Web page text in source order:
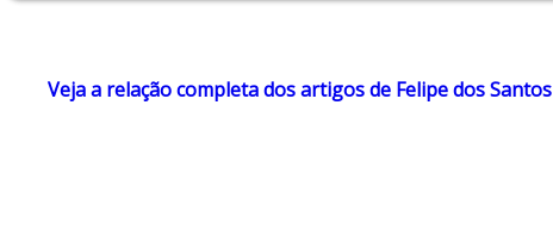
Veja a relação completa dos artigos de Felipe dos Santos